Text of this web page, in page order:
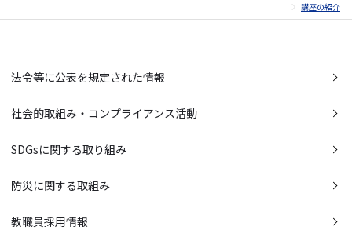
講座の紹介
法令等に公表を規定された情報
社会的取組み・コンプライアンス活動
SDGsに関する取り組み
防災に関する取組み
教職員採用情報